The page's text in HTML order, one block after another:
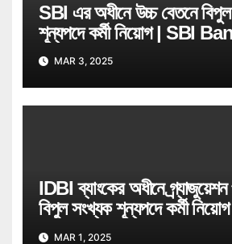
SBI এর অধীনে উচ্চ বেতনে
শূন্যপদে কর্মী নিয়োগ | SBI
Recruitment
MAR 3, 2025
IDBI ব্যাংকের অধীনে
বিপুল সংখ্যক শূন্যপদে কর্মী
Bank Job Recruitment
MAR 1, 2025